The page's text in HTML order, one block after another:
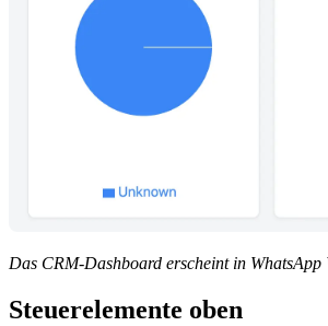
Das CRM-Dashboard erscheint in WhatsApp
Steuerelemente oben